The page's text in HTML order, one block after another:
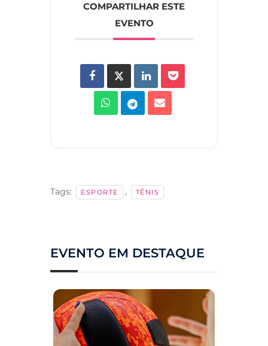
COMPARTILHAR ESTE
EVENTO
Tags: ESPORTE , TÊNIS
EVENTO EM DESTAQUE